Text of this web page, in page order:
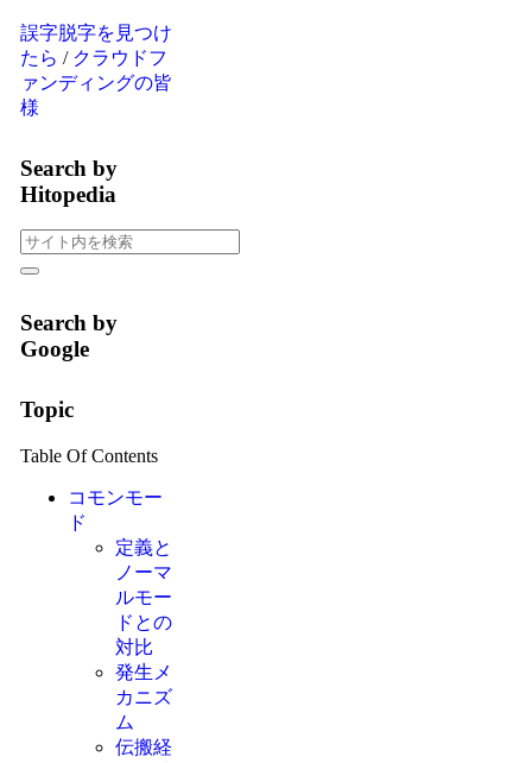
誤字脱字を見つけ
たら / クラウドフ
ァンディングの皆
様
Search by
Hitopedia
Search by
Google
Topic
Table Of Contents
コモンモー
ド
定義と
ノーマ
ルモー
ドとの
対比
発生メ
カニズ
ム
伝搬経